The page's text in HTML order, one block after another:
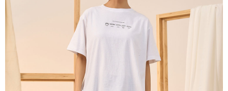
【「AFTEE先享後付」結帳流程】
１．於結帳方式選擇「AFTEE先享後付」後，將跳轉至「AFTEE先享後付」
結帳頁面，進行簡訊認證並確認金額後，即可完成結帳。
２．訂單成立數日內，您將收到繳費通知簡訊。
３．收到繳費通知簡訊後14天內，點擊此簡訊中的連結，可透過四大超商／
ATM／網路銀行／等多元方式進行付款，方視為交易完成。
※ 請注意：結帳手續完成當下不需立刻繳費，但若您需要取消訂單，請聯絡
購買商品的店家。未經商家同意取消之訂單仍視為有效，需透過AFTEE先享
後付繳納相關費用。
※ 交易是否成功請以「AFTEE先享後付 」之結帳頁面顯示為準，若有關於
每筆NT$60，滿NT$1,800(含以上)免運費
每筆NT$60，滿NT$1,800(含以上)免運費
7-11取貨付款
每筆NT$60，滿NT$2,000(含以上)免運費